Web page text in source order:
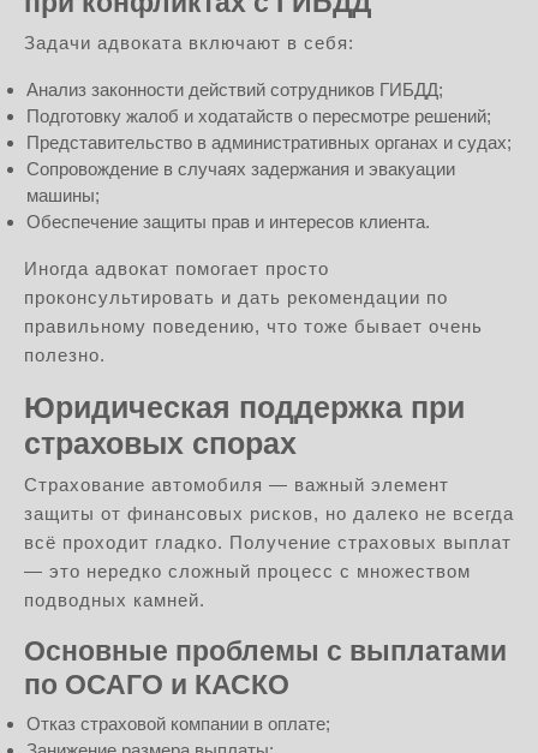
Задачи адвоката включают в себя:
Анализ законности действий сотрудников ГИБДД;
Подготовку жалоб и ходатайств о пересмотре решений;
Представительство в административных органах и судах;
Сопровождение в случаях задержания и эвакуации
машины;
Обеспечение защиты прав и интересов клиента.
Иногда адвокат помогает просто
проконсультировать и дать рекомендации по
правильному поведению, что тоже бывает очень
полезно.
Юридическая поддержка при
страховых спорах
Страхование автомобиля — важный элемент
защиты от финансовых рисков, но далеко не всегда
всё проходит гладко. Получение страховых выплат
— это нередко сложный процесс с множеством
подводных камней.
Основные проблемы с выплатами
по ОСАГО и КАСКО
Отказ страховой компании в оплате;